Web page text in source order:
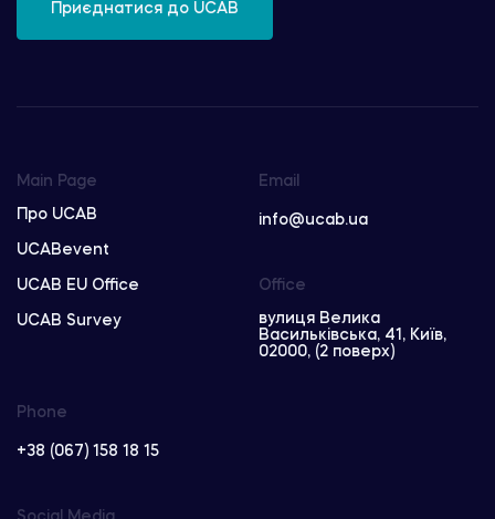
Приєднатися до UCAB
Main Page
Про UCAB
UCABevent
UCAB EU Office
UCAB Survey
Email
info@ucab.ua
Phone
+38 (067) 158 18 15
Office
вулиця Велика
Васильківська, 41, Київ,
02000, (2 поверх)